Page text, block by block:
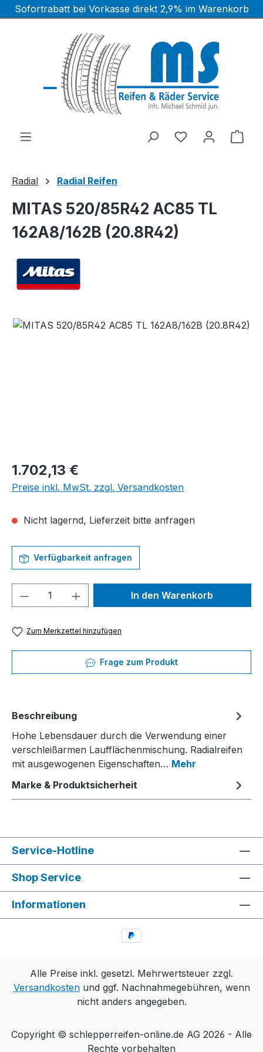
Zum Hauptinhalt springen
Sofortrabatt bei Vorkasse direkt 2,9% im Warenkorb
Radial Radial Reifen
MITAS 520/85R42 AC85 TL
162A8/162B (20.8R42)
Bildergalerie überspringen
Regulärer Preis:
1.702,13 €
Preise inkl. MwSt. zzgl. Versandkosten
Nicht lagernd, Lieferzeit bitte anfragen
Verfügbarkeit anfragen
Produkt Anzahl: Gib denIn den Warenkorb
Zum Merkzettel hinzufügen
Frage zum Produkt
Beschreibung
Hohe Lebensdauer durch die Verwendung einer
verschleißarmen Laufflächenmischung. Radialreifen
mit ausgewogenen Eigenschaften… Mehr
Marke & Produktsicherheit
Service-Hotline
Shop Service
Informationen
Alle Preise inkl. gesetzl. Mehrwertsteuer zzgl.
Versandkostenund ggf. Nachnahmegebühren, wenn
nicht anders angegeben.
Copyright © schlepperreifen-online.de AG 2026 - Alle
Rechte vorbehalten